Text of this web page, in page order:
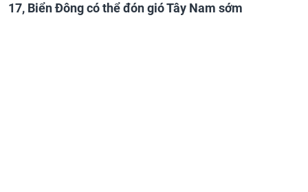
17, Biển Đông có thể đón gió Tây Nam sớm